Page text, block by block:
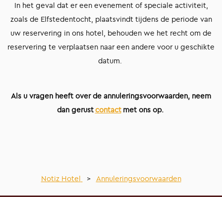
In het geval dat er een evenement of speciale activiteit,
zoals de Elfstedentocht, plaatsvindt tijdens de periode van
uw reservering in ons hotel, behouden we het recht om de
reservering te verplaatsen naar een andere voor u geschikte
datum.
Als u vragen heeft over de annuleringsvoorwaarden, neem
dan gerustcontactmet ons op.
Notiz Hotel > Annuleringsvoorwaarden